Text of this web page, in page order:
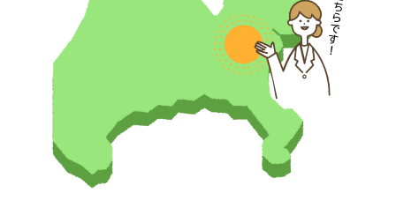
令和8年 明けましておめでとうござ